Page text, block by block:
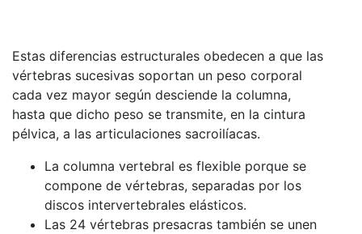
Estas diferencias estructurales obedecen a que las
vértebras sucesivas soportan un peso corporal
cada vez mayor según desciende la columna,
hasta que dicho peso se transmite, en la cintura
pélvica, a las articulaciones sacroilíacas.
La columna vertebral es flexible porque se
compone de vértebras, separadas por los
discos intervertebrales elásticos.
Las 24 vértebras presacras también se unen